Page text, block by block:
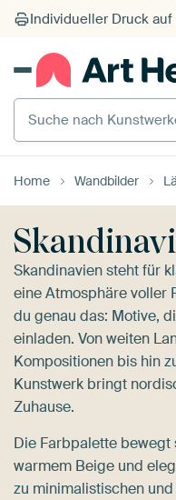
Suche nach
Home Wandbilder
Skandinavien steht für
eine Atmosphäre voller
du genau das: Motive,
einladen. Von weiten
Kompositionen bis hin
Kunstwerk bringt
Zuhause.
Die Farbpalette bewegt
warmem Beige und
zu minimalistischen